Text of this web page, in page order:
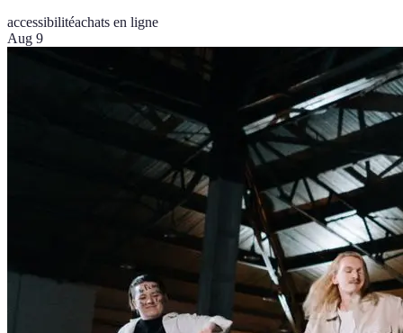
accessibilitéachats en ligne
Aug 9